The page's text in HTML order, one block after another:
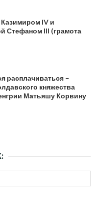
IV и
Стефаном III (грамота
расплачиваться –
княжества
Матьяшу Корвину